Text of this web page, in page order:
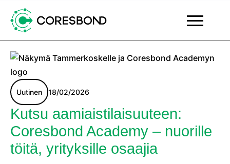
Uutinen 18/02/2026
Kutsu aamiaistilaisuuteen:
Coresbond Academy – nuorille
töitä, yrityksille osaajia